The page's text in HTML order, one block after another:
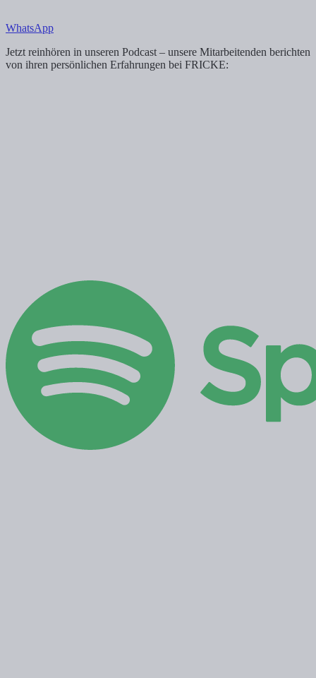
WhatsApp
Jetzt reinhören in unseren Podcast – unsere Mitarbeitenden berichten
von ihren persönlichen Erfahrungen bei FRICKE: